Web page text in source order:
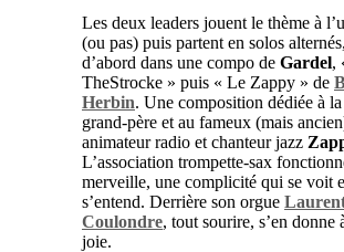
Les deux leaders jouent le thème à
(ou pas) puis partent en solos
d’abord dans une compo de Gardel,
TheStrocke » puis « Le Zappy » de
Herbin. Une composition dédiée à
grand-père et au fameux (mais
animateur radio et chanteur jazz
L’association trompette-sax
merveille, une complicité qui se voit
s’entend. Derrière son orgue
Coulondre, tout sourire, s’en donne
joie.